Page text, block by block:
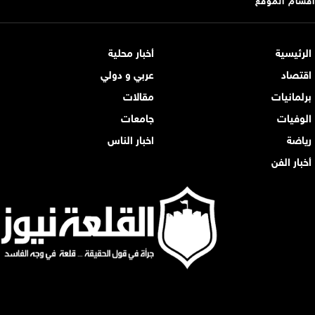
الرئيسية
أخبار محلية
اقتصاد
عربي و دولي
برلمانيات
مقالات
الوفيات
جامعات
رياضة
اخبار الناس
أخبار الفن